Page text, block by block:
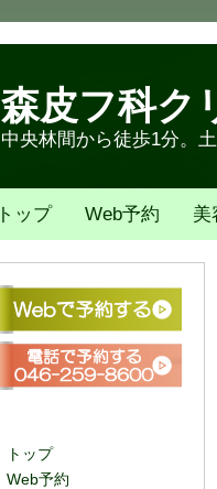
森皮フ科ク
中央林間から徒歩1分。
トップ Web予約 美
トップ
Web予約